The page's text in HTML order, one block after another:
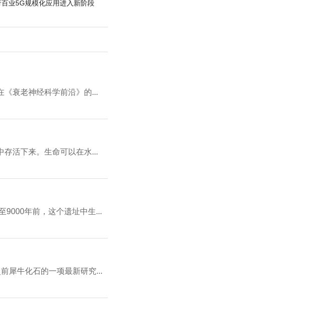
业5G规模化应用进入新阶段
《衰老神经科学前沿》的...
存活下来。生命可以在水...
9000年前，这个遗址中生...
犀牛化石的一项最新研究...